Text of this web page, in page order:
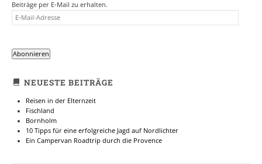
Beiträge per E-Mail zu erhalten.
E-
MAIL-
Abonnieren
NEUESTE BEITRÄGE
Reisen in der Elternzeit
Fischland
Bornholm
10 Tipps für eine erfolgreiche Jagd auf Nordlichter
Ein Campervan Roadtrip durch die Provence